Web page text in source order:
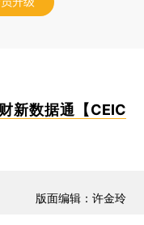
财新数据通【CEIC
版面编辑：许金玲